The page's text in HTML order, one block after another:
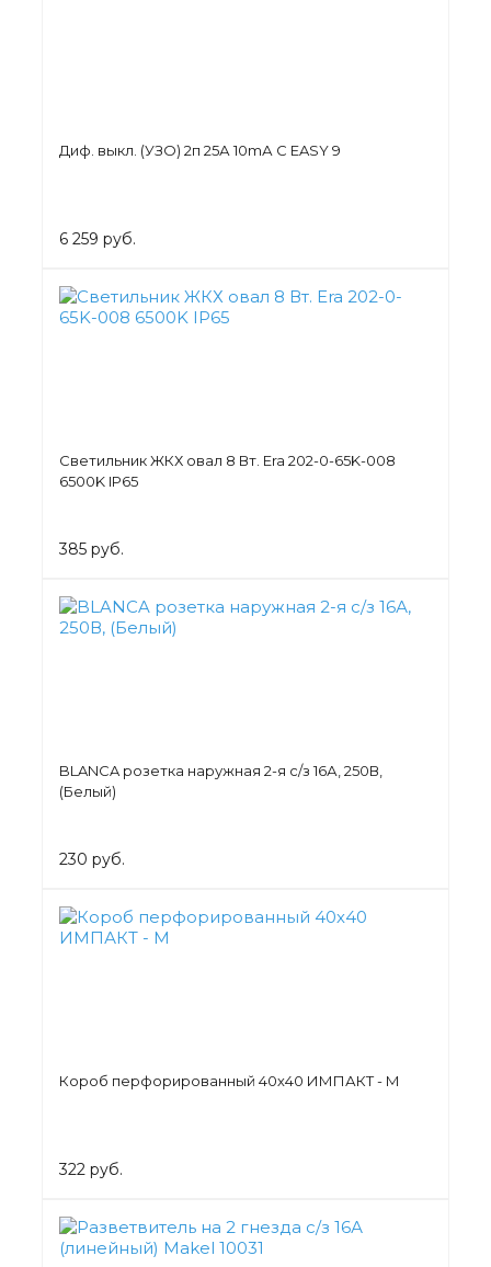
Диф. выкл. (УЗО) 2п 25А 10mА C EASY 9
6 259 руб.
Светильник ЖКХ овал 8 Вт. Era 202-0-65K-008
6500K IP65
385 руб.
BLANCA розетка наружная 2-я с/з 16А, 250В,
(Белый)
230 руб.
Короб перфорированный 40х40 ИМПАКТ - М
322 руб.